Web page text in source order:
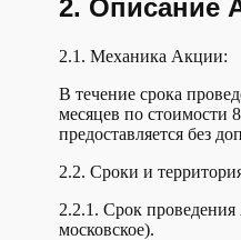
2. Описание
2.1. Механика Акции:
В течение срока
месяцев по стоимости
предоставляется без
2.2. Сроки и
2.2.1. Срок
московское).